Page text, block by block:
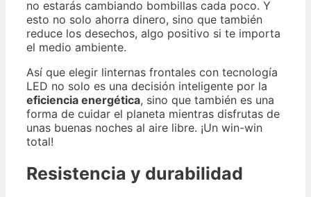
no estarás cambiando bombillas cada poco. Y
esto no solo ahorra dinero, sino que también
reduce los desechos, algo positivo si te importa
el medio ambiente.
Así que elegir linternas frontales con tecnología
LED no solo es una decisión inteligente por la
eficiencia energética, sino que también es una
forma de cuidar el planeta mientras disfrutas de
unas buenas noches al aire libre. ¡Un win-win
total!
Resistencia y durabilidad